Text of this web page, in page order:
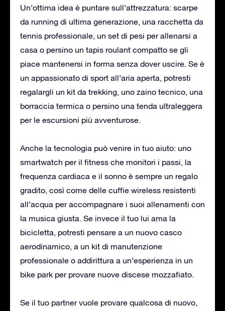
Un’ottima idea è puntare sull’attrezzatura: scarpe
da running di ultima generazione, una racchetta da
tennis professionale, un set di pesi per allenarsi a
casa o persino un tapis roulant compatto se gli
piace mantenersi in forma senza dover uscire. Se è
un appassionato di sport all’aria aperta, potresti
regalargli un kit da trekking, uno zaino tecnico, una
borraccia termica o persino una tenda ultraleggera
per le escursioni più avventurose.
Anche la tecnologia può venire in tuo aiuto: uno
smartwatch per il fitness che monitori i passi, la
frequenza cardiaca e il sonno è sempre un regalo
gradito, così come delle cuffie wireless resistenti
all’acqua per accompagnare i suoi allenamenti con
la musica giusta. Se invece il tuo lui ama la
bicicletta, potresti pensare a un nuovo casco
aerodinamico, a un kit di manutenzione
professionale o addirittura a un’esperienza in un
bike park per provare nuove discese mozzafiato.
Se il tuo partner vuole provare qualcosa di nuovo,